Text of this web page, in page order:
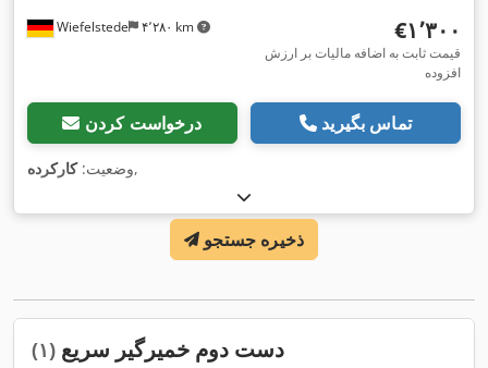
Wiefelstede ۴٬۲۸۰ km ‎€۱٬۳۰۰
قیمت ثابت به اضافه مالیات بر ارزش
افزوده
درخواست کردن تماس بگیرید
وضعیت:کارکرده ,
ذخیره جستجو
دست دوم خمیرگیر سریع (۱)